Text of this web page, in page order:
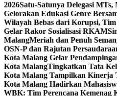
2026Satu-Satunya Delegasi
Gelorakan Edukasi Genre
Wilayah Bebas dari Korupsi,
Gelar Rakor Sosialisasi RKAM
MalangMeriah dan Penuh
OSN-P dan Rajutan
Kota Malang Gelar
Kota MalangTingkatkan Tata
Kota Malang Tampilkan Kinerja
Kota Malang Hadirkan
WBK: Tim Perencana Kemenag